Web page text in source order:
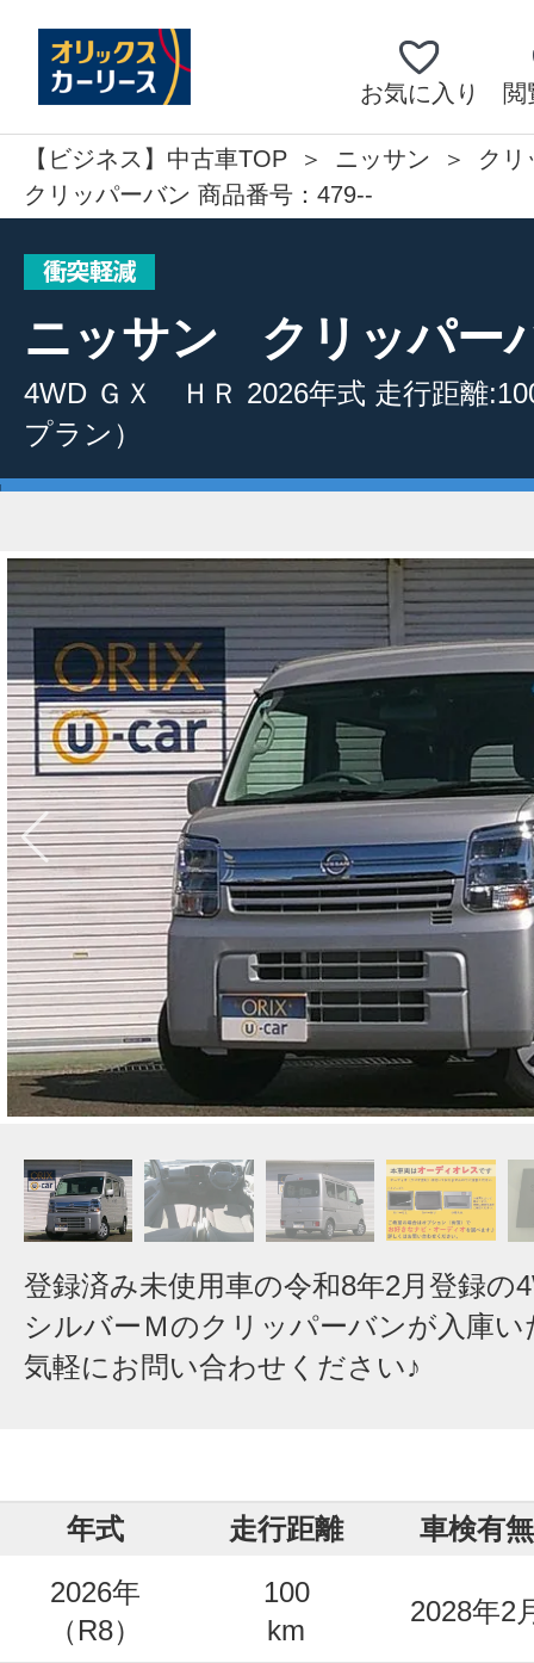
お気に入り 閲
【ビジネス】中古車TOP ニッサン
クリ
クリッパーバン 商品番号：479--
ニッサン クリッパー
4WD ＧＸ ＨＲ 2026年式 走行距離
プラン）
登録済み未使用車の令和8年2月登録の
シルバーＭのクリッパーバンが入庫
気軽にお問い合わせください♪
年式 走行距離
車検有無
2026年
（R8）
100
km
2028年2